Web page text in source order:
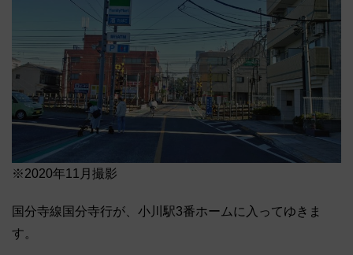
※2020年11月撮影
国分寺線国分寺行が、小川駅3番ホームに入ってゆきま
す。